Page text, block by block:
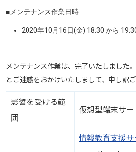
■メンテナンス作業日時
2020年10月16日(金) 18:30 から
メンテナンス作業は、完了いたしました
とご迷惑をおかけいたしまして、申し訳
影響を受ける範
囲
仮想型端末サー
情報教育支援サ